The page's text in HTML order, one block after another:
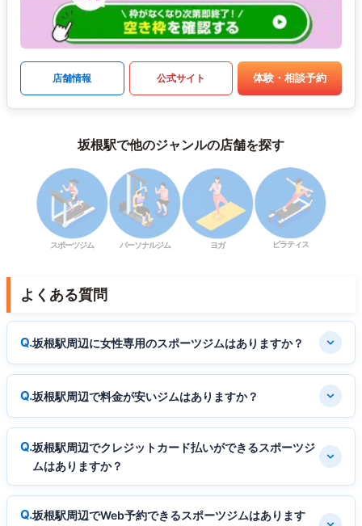
店舗情報 公式サイト 体験・相談予約
坂根駅で他のジャンルの店舗を探す
スポーツジム パーソナルジム ヨガ ピラティス
よくある質問
坂根駅周辺に女性専用のスポーツジムはありますか？
坂根駅周辺で料金が安いジムはありますか？
坂根駅周辺でクレジットカード払いができるスポーツジ
ムはありますか？
坂根駅周辺でWeb予約できるスポーツジムはあります